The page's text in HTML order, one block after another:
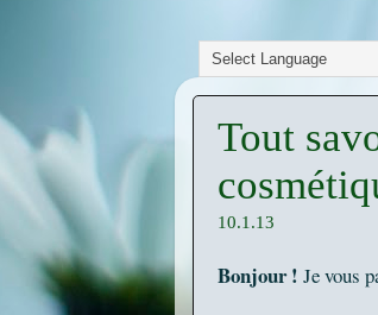
Tout
10.1.13
Bonjour ! Je vous